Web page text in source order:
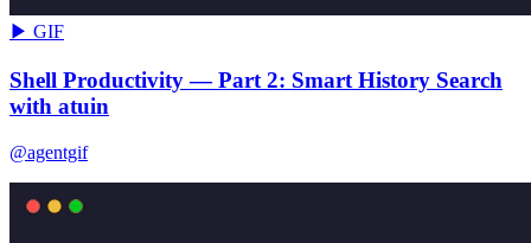
▶ GIF
Shell Productivity — Part 2: Smart History Search
with atuin
@agentgif